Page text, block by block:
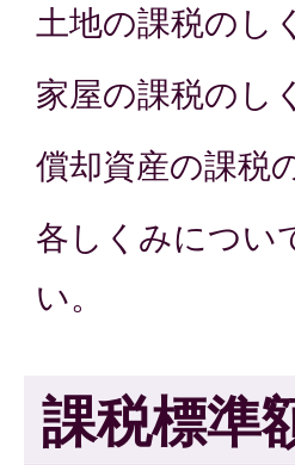
土地の課税のし
家屋の課税のし
償却資産の課税
各しくみについ
い。
課税標準